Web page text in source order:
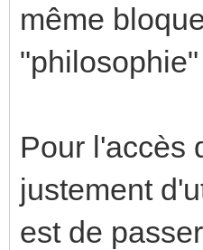
même
Pour l'accès
justement
est de